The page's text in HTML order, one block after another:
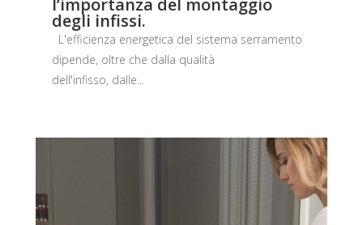
l’importanza del montaggio
degli infissi.
L'efficienza energetica del sistema serramento
dipende, oltre che dalla qualità
dell'infisso, dalle...